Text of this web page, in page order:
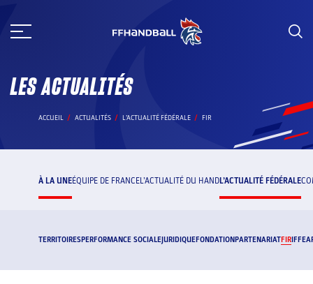
au
LES ACTUALITÉS
ACCUEIL ACTUALITÉS L’ACTUALITÉ FÉDÉRALE FIR
À LA UNEÉQUIPE DE FRANCEL’ACTUALITÉ DU HANDL’ACTUALITÉ FÉDÉRALE
TERRITOIRESPERFORMANCE SOCIALEJURIDIQUEFONDATIONPARTENARIATFIRIFFE